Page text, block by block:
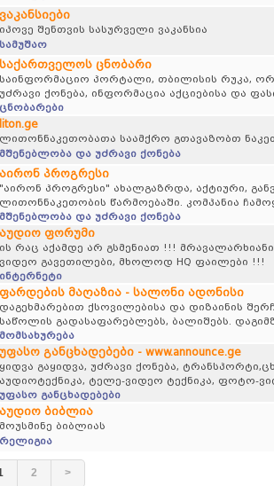
ვაკანსიები
იპოვე შენთვის სასურველი ვაკანსია
სამუშაო
საქართველოს ცნობარი
საინფორმაციო პორტალი, თბილისის რუკა,
უძრავი ქონება, ინფორმაცია აქციებისა და
ცნობარები
liton.ge
ლითონნაკეთობათა საამქრო გთავაზობთ
მშენებლობა და უძრავი ქონება
აირონ პროგრესი
"აირონ პროგრესი" ახალგაზრდა, აქტიური,
ლითონნაკეთობის წარმოებაში. კომპანია
მშენებლობა და უძრავი ქონება
აუდიო ფორუმი
ის რაც აქამდე არ გსმენიათ !!! მრავალარხიანი
ვიდეო გავეთილები, მხოლოდ HQ ფაილები !!!
ინტერნეტი
ფარდების მაღაზია - სალონი ადონისი
დაგეხმარებით ქსოვილებისა და დიზაინის
საწოლის გადასაფარებლებს, ბალიშებს.
მომსახურება
უფასო განცხადებები - www.announce.ge
ყიდვა გაყიდვა, უძრავი ქონება,
აუდიოტექნიკა, ტელე-ვიდეო ტექნიკა, ფოტო-
უფასო განცხადებები
აუდიო ბიბლია
მოუსმინე ბიბლიას
რელიგია
2 >